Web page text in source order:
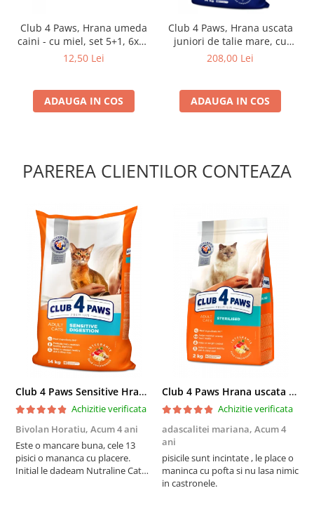
Club 4 Paws, Hrana umeda
caini - cu miel, set 5+1, 6x80
g
12,50 Lei
ADAUGA IN COS
Club 4 Paws, Hrana uscata
juniori de talie mare, cu
pui, 14kg
208,00 Lei
ADAUGA IN COS
PAREREA CLIENTILOR CONTEAZA
Club 4 Paws Sensitive Hrana uscata pisici adulte, 14kg
Achizitie verificata
Bivolan Horatiu, Acum 4 ani
Este o mancare buna, cele 13
pisici o mananca cu placere.
Initial le dadeam Nutraline Cat
Club 4 Paws Hrana uscata pisici sterilizate, 2kg
Achizitie verificata
adascalitei mariana, Acum 4
ani
pisicile sunt incintate , le place o
maninca cu pofta si nu lasa nimic
in castronele.